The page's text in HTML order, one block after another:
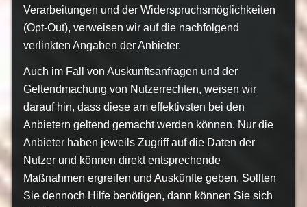
Verarbeitungen und der Widerspruchsmöglichkeiten
(Opt-Out), verweisen wir auf die nachfolgend
verlinkten Angaben der Anbieter.
Auch im Fall von Auskunftsanfragen und der
Geltendmachung von Nutzerrechten, weisen wir
darauf hin, dass diese am effektivsten bei den
Anbietern geltend gemacht werden können. Nur die
Anbieter haben jeweils Zugriff auf die Daten der
Nutzer und können direkt entsprechende
Maßnahmen ergreifen und Auskünfte geben. Sollten
Sie dennoch Hilfe benötigen, dann können Sie sich